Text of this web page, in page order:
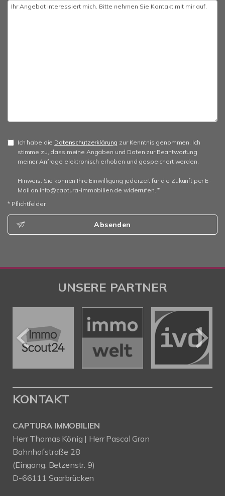
Ich habe die Datenschutzerklärung zur Kenntnis genommen. Ich
stimme zu, dass meine Angaben und Daten zur Beantwortung
meiner Anfrage elektronisch erhoben und gespeichert werden.
Hinweis: Sie können Ihre Einwilligung jederzeit für die Zukunft per E-
Mail an info@captura-immobilien.de widerrufen. *
* Pflichtfelder
Absenden
UNSERE PARTNER
KONTAKT
CAPTURA IMMOBILIEN
Herr Thomas König | Herr Pascal Gran
Bahnhofstraße 28
(Eingang: Betzenstr. 9)
D-66111 Saarbrücken